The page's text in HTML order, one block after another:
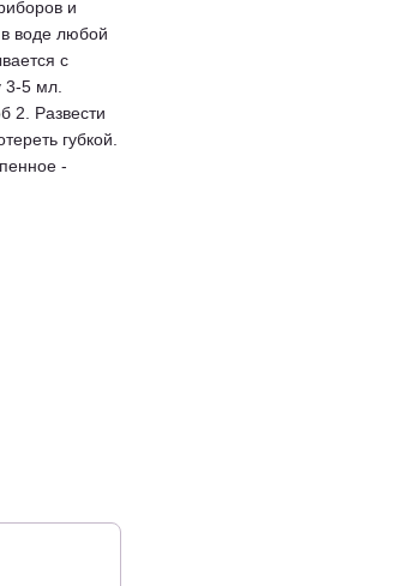
и
воде любой
с
3-5 мл.
2. Развести
губкой.
-